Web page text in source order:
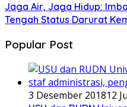
Jaga Air, Jaga Hidup:
Tengah Status Darurat
Popular Post
3 Desember 201812